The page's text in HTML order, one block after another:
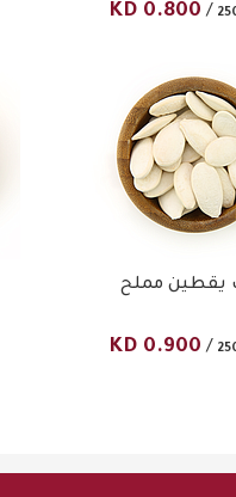
KD 0.800 /
يقطين مملح
KD 0.900 /